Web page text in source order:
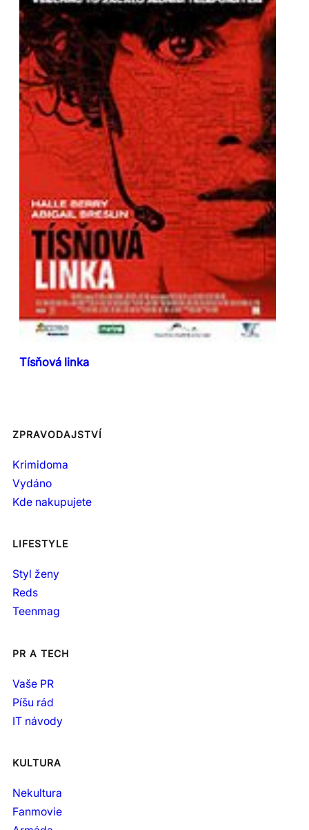
Tísňová linka
ZPRAVODAJSTVÍ
Krimidoma
Vydáno
Kde nakupujete
LIFESTYLE
Styl ženy
Reds
Teenmag
PR A TECH
Vaše PR
Píšu rád
IT návody
KULTURA
Nekultura
Fanmovie